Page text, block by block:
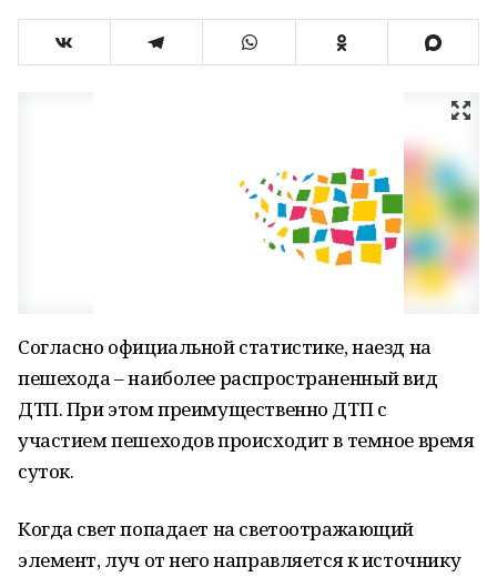
Согласно официальной статистике, наезд на
пешехода – наиболее распространенный вид
ДТП. При этом преимущественно ДТП с
участием пешеходов происходит в темное время
суток.
Когда свет попадает на светоотражающий
элемент, луч от него направляется к источнику